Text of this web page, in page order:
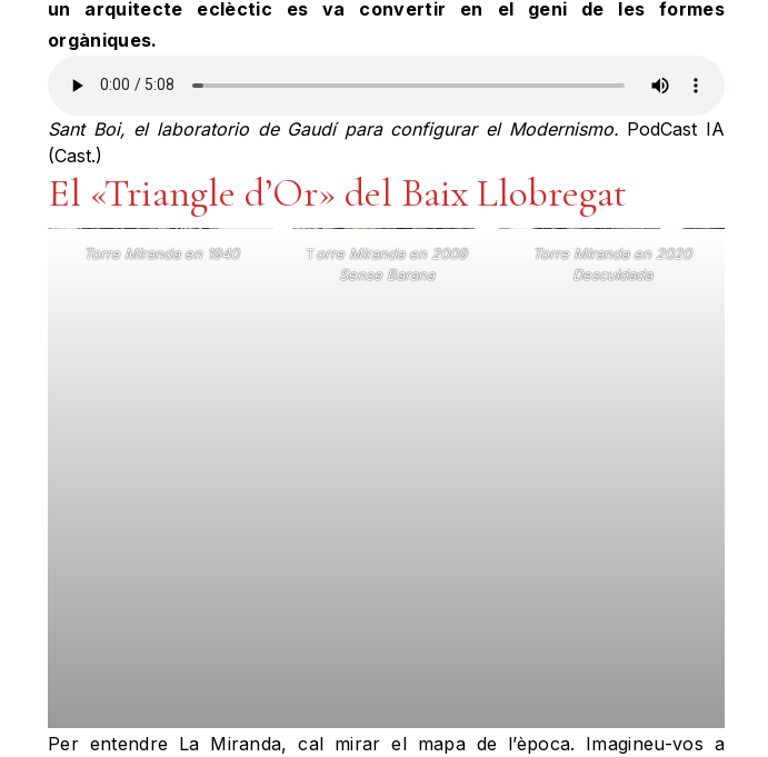
un arquitecte eclèctic es va convertir en el geni de les formes
orgàniques.
Sant Boi, el laboratorio de Gaudí para configurar el Modernismo. PodCast IA
(Cast.)
El «Triangle d’Or» del Baix Llobregat
Torre Miranda en 1940 Torre Miranda en 2009
Sense Barana
Torre Miranda en 2020
Descuidada
Per entendre La Miranda, cal mirar el mapa de l’època. Imagineu-vos a